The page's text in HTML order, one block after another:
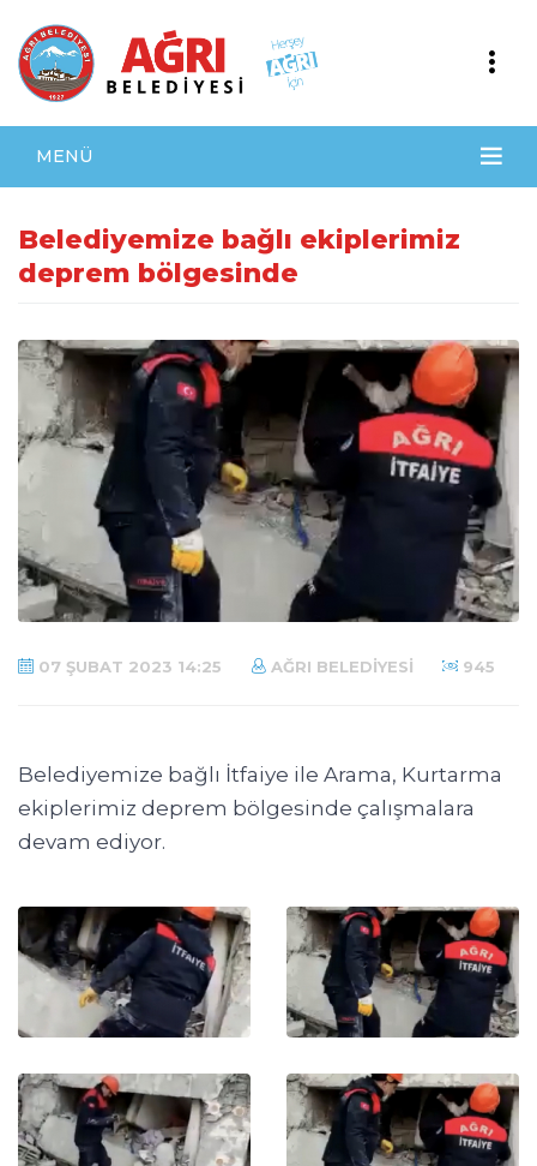
MENÜ
Belediyemize bağlı ekiplerimiz
deprem bölgesinde
07 ŞUBAT 2023 14:25 AĞRI BELEDIYESI 945
Belediyemize bağlı İtfaiye ile Arama, Kurtarma
ekiplerimiz deprem bölgesinde çalışmalara
devam ediyor.